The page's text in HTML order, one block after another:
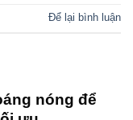
Để lại bình luận
nóng để